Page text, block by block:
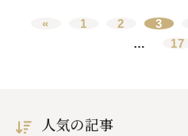
« 1 2 3
…
17
人気の記事